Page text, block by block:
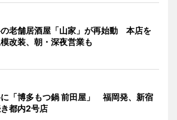
老舗居酒屋「山家」が再始動 本店を
改装、朝・深夜営業も
「博多もつ鍋 前田屋」 福岡発、新宿
都内2号店